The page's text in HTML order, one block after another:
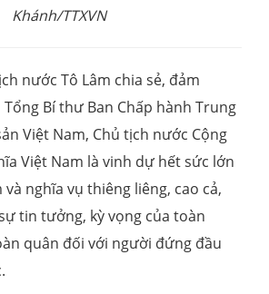
Khánh/TTXVN
nước Tô Lâm chia sẻ, đảm
Bí thư Ban Chấp hành Trung
Việt Nam, Chủ tịch nước Cộng
Việt Nam là vinh dự hết sức lớn
nghĩa vụ thiêng liêng, cao cả,
tin tưởng, kỳ vọng của toàn
quân đối với người đứng đầu